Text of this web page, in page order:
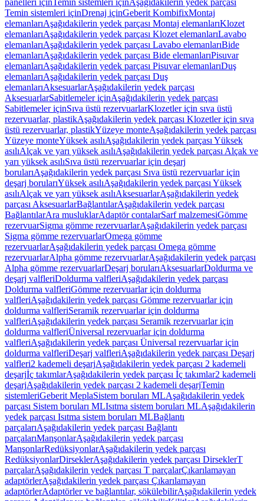
panelleri içinTemin sistemleri içinAşağıdakilerin yedek parçası
Temin sistemleri içinDrenaj içinGeberit KombifixMontaj
elemanlarıAşağıdakilerin yedek parçası Montaj elemanlarıKlozet
elemanlarıAşağıdakilerin yedek parçası Klozet elemanlarıLavabo
elemanlarıAşağıdakilerin yedek parçası Lavabo elemanlarıBide
elemanlarıAşağıdakilerin yedek parçası Bide elemanlarıPisuvar
elemanlarıAşağıdakilerin yedek parçası Pisuvar elemanlarıDuş
elemanlarıAşağıdakilerin yedek parçası Duş
elemanlarıAksesuarlarAşağıdakilerin yedek parçası
AksesuarlarSabitlemeler içinAşağıdakilerin yedek parçası
Sabitlemeler içinSıva üstü rezervuarlarKlozetler için sıva üstü
rezervuarlar, plastikAşağıdakilerin yedek parçası Klozetler için sıva
üstü rezervuarlar, plastikYüzeye monteAşağıdakilerin yedek parçası
Yüzeye monteYüksek asılıAşağıdakilerin yedek parçası Yüksek
asılıAlçak ve yarı yüksek asılıAşağıdakilerin yedek parçası Alçak ve
yarı yüksek asılıSıva üstü rezervuarlar için deşarj
borularıAşağıdakilerin yedek parçası Sıva üstü rezervuarlar için
deşarj borularıYüksek asılıAşağıdakilerin yedek parçası Yüksek
asılıAlçak ve yarı yüksek asılıAksesuarlarAşağıdakilerin yedek
parçası AksesuarlarBağlantılarAşağıdakilerin yedek parçası
BağlantılarAra musluklarAdaptör contalarSarf malzemesiGömme
rezervuarSigma gömme rezervuarlarAşağıdakilerin yedek parçası
Sigma gömme rezervuarlarOmega gömme
rezervuarlarAşağıdakilerin yedek parçası Omega gömme
rezervuarlarAlpha gömme rezervuarlarAşağıdakilerin yedek parçası
Alpha gömme rezervuarlarDeşarj borularıAksesuarlarDoldurma ve
deşarj valfleriDoldurma valfleriAşağıdakilerin yedek parçası
Doldurma valfleriGömme rezervuarlar için doldurma
valfleriAşağıdakilerin yedek parçası Gömme rezervuarlar için
doldurma valfleriSeramik rezervuarlar için doldurma
valfleriAşağıdakilerin yedek parçası Seramik rezervuarlar için
doldurma valfleriÜniversal rezervuarlar için doldurma
valfleriAşağıdakilerin yedek parçası Üniversal rezervuarlar için
doldurma valfleriDeşarj valfleriAşağıdakilerin yedek parçası Deşarj
valfleri2 kademeli deşarjAşağıdakilerin yedek parçası 2 kademeli
deşarjİç takımlarAşağıdakilerin yedek parçası İç takımlar2 kademeli
deşarjAşağıdakilerin yedek parçası 2 kademeli deşarjTemin
sistemleriGeberit MeplaSistem boruları MLAşağıdakilerin yedek
parçası Sistem boruları MLIsıtma sistem boruları MLAşağıdakilerin
yedek parçası Isıtma sistem boruları MLBağlantı
parçalarıAşağıdakilerin yedek parçası Bağlantı
parçalarıManşonlarAşağıdakilerin yedek parçası
ManşonlarRedüksiyonlarAşağıdakilerin yedek parçası
RedüksiyonlarDirseklerAşağıdakilerin yedek parçası DirseklerT
parçalarAşağıdakilerin yedek parçası T parçalarÇıkarılamayan
adaptörlerAşağıdakilerin yedek parçası Çıkarılamayan
adaptörlerAdaptörler ve bağlantılar, sökülebilirAşağıdakilerin yedek